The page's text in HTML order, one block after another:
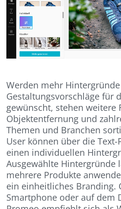
Werden mehr
Gestaltungsvorschläge für
gewünscht, stehen weitere
Objektentfernung und
Themen und Branchen
User können über die
einen individuellen
Ausgewählte Hintergründe
mehrere Produkte
ein einheitliches Branding.
Smartphone oder auf dem